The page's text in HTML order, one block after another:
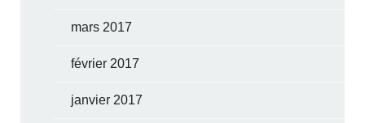
mars 2017
février 2017
janvier 2017